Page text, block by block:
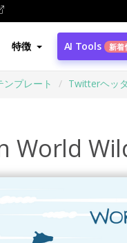
特徴 AI Tools 新着
ンプレート Twitterヘッ
World